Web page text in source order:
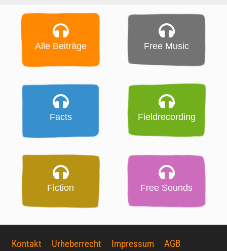
Alle Beiträge Free Music
Facts Fieldrecording
Fiction Free Sounds
Kontakt Urheberrecht Impressum
AGB